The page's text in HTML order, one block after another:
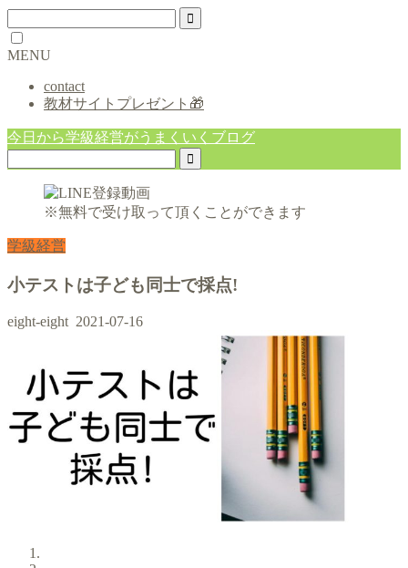
MENU
contact
教材サイトプレゼント🎁
今日から学級経営がうまくいくブログ
※無料で受け取って頂くことができます
学級経営
小テストは子ども同士で採点!
eight-eight 2021-07-16